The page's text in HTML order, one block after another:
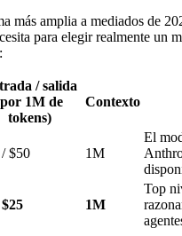
más amplia a mediados de
para elegir realmente un
/ salida
1M de
tokens)
Contexto
$50 1M
El
1M
Top